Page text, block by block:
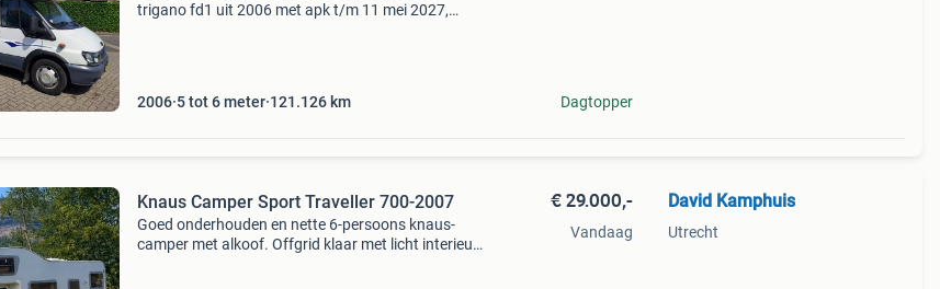
trigano fd1 uit 2006 met apk t/m 11 mei 2027,
2006 5 tot 6 meter 121.126 km Dagtopper
Knaus Camper Sport Traveller 700-2007
Goed onderhouden en nette 6-persoons knaus-
camper met alkoof. Offgrid klaar met licht interieur
€ 29.000,-
Vandaag
David Kamphuis
Utrecht